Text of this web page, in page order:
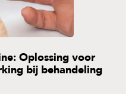
Oplossing voor
bij behandeling